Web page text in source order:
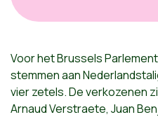
Voor het Brussels
stemmen aan
vier zetels. De verkozenen
Arnaud Verstraete, Juan